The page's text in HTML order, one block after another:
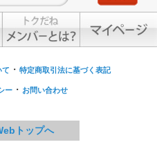
て ・ 特定商取引法に基づく表記
ー ・ お問い合わせ
トップへ